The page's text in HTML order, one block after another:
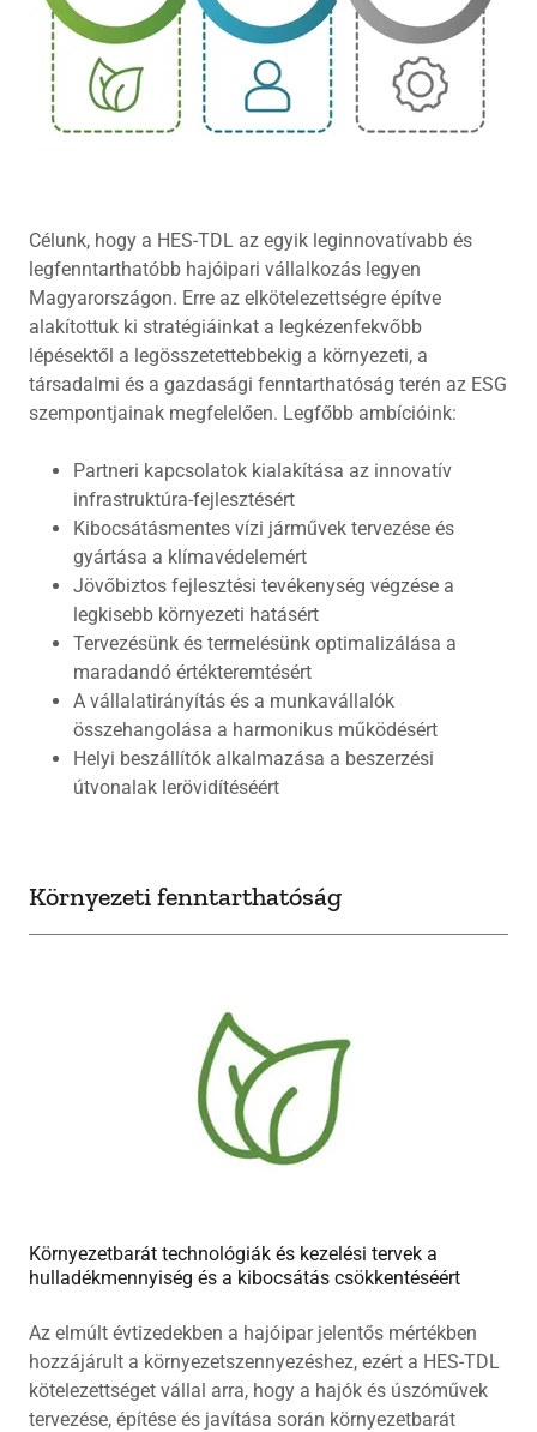
Célunk, hogy a HES-TDL az egyik leginnovatívabb és
legfenntarthatóbb hajóipari vállalkozás legyen
Magyarországon. Erre az elkötelezettségre építve
alakítottuk ki stratégiáinkat a legkézenfekvőbb
lépésektől a legösszetettebbekig a környezeti, a
társadalmi és a gazdasági fenntarthatóság terén az ESG
szempontjainak megfelelően. Legfőbb ambícióink:
Partneri kapcsolatok kialakítása az innovatív
infrastruktúra-fejlesztésért
Kibocsátásmentes vízi járművek tervezése és
gyártása a klímavédelemért
Jövőbiztos fejlesztési tevékenység végzése a
legkisebb környezeti hatásért
Tervezésünk és termelésünk optimalizálása a
maradandó értékteremtésért
A vállalatirányítás és a munkavállalók
összehangolása a harmonikus működésért
Helyi beszállítók alkalmazása a beszerzési
útvonalak lerövidítéséért
Környezeti fenntarthatóság
Környezetbarát technológiák és kezelési tervek a
hulladékmennyiség és a kibocsátás csökkentéséért
Az elmúlt évtizedekben a hajóipar jelentős mértékben
hozzájárult a környezetszennyezéshez, ezért a HES-TDL
kötelezettséget vállal arra, hogy a hajók és úszóművek
tervezése, építése és javítása során környezetbarát